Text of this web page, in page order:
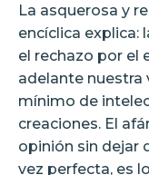
La asquerosa y
encíclica explica:
el rechazo por el
adelante nuestra
mínimo de
creaciones. El
opinión sin dejar
vez perfecta, es